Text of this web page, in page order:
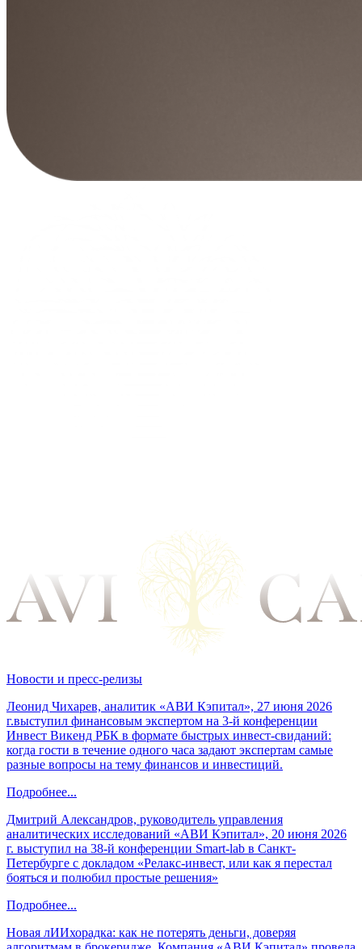
Новости и пресс-релизы
Леонид Чихарев, аналитик «АВИ Кэпитал», 27 июня 2026
г.выступил финансовым экспертом на 3-й конференции
Инвест Викенд РБК в формате быстрых инвест-свиданий:
когда гости в течение одного часа задают экспертам самые
разные вопросы на тему финансов и инвестиций.
Подробнее...
Дмитрий Александров, руководитель управления
аналитических исследований «АВИ Кэпитал», 20 июня 2026
г. выступил на 38-й конференции Smart-lab в Санкт-
Петербурге с докладом «Релакс-инвест, или как я перестал
бояться и полюбил простые решения»
Подробнее...
Новая лИИхорадка: как не потерять деньги, доверяя